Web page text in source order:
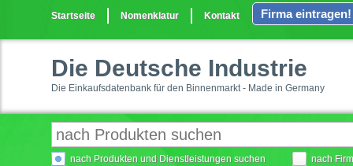
Startseite Nomenklatur Kontakt Firma eintragen!
Die Deutsche Industrie
Die Einkaufsdatenbank für den Binnenmarkt - Made in Germany
nach Produkten und Dienstleistungen suchen nach